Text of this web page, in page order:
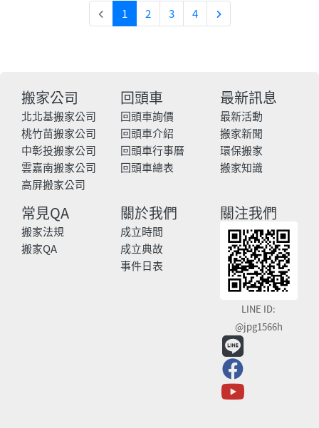
1 2 3 4
搬家公司
北北基搬家公司
桃竹苗搬家公司
中彰投搬家公司
雲嘉南搬家公司
高屏搬家公司
回頭車
回頭車詢價
回頭車介紹
回頭車行事曆
回頭車總表
最新訊息
最新活動
搬家新聞
環保搬家
搬家知識
常見QA
搬家法規
搬家QA
關於我們
成立時間
成立典故
事件日表
關注我們
LINE ID:
@jpg1566h